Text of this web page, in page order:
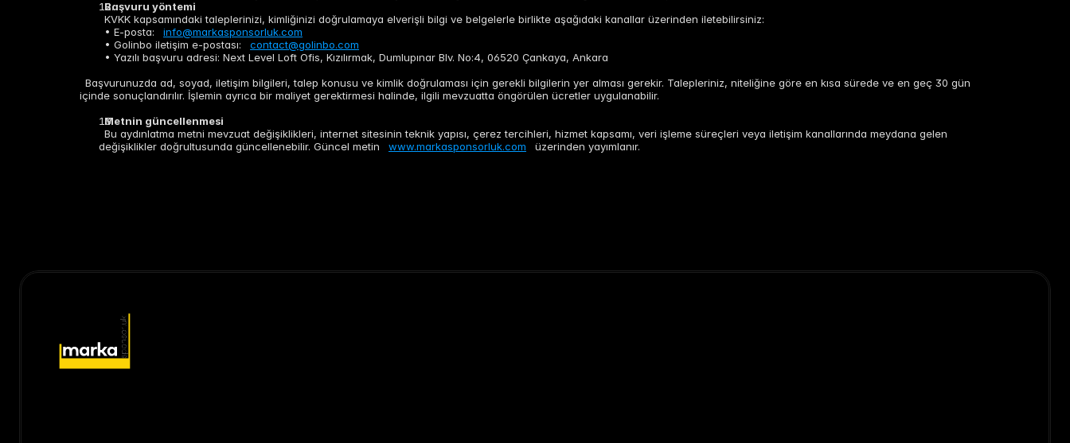
Başvuru yöntemi
KVKK kapsamındaki taleplerinizi, kimliğinizi doğrulamaya elverişli bilgi ve belgelerle birlikte aşağıdaki kanallar üzerinden iletebilirsiniz:
• E-posta:
info@markasponsorluk.com
• Golinbo iletişim e-postası:
contact@golinbo.com
• Yazılı başvuru adresi: Next Level Loft Ofis, Kızılırmak, Dumlupınar Blv. No:4, 06520 Çankaya, Ankara
Başvurunuzda ad, soyad, iletişim bilgileri, talep konusu ve kimlik doğrulaması için gerekli bilgilerin yer alması gerekir. Talepleriniz, niteliğine göre en kısa sürede ve en geç 30 gün
içinde sonuçlandırılır. İşlemin ayrıca bir maliyet gerektirmesi halinde, ilgili mevzuatta öngörülen ücretler uygulanabilir.
Metnin güncellenmesi
Bu aydınlatma metni mevzuat değişiklikleri, internet sitesinin teknik yapısı, çerez tercihleri, hizmet kapsamı, veri işleme süreçleri veya iletişim kanallarında meydana gelen
değişiklikler doğrultusunda güncellenebilir. Güncel metin
www.markasponsorluk.com üzerinden yayımlanır.